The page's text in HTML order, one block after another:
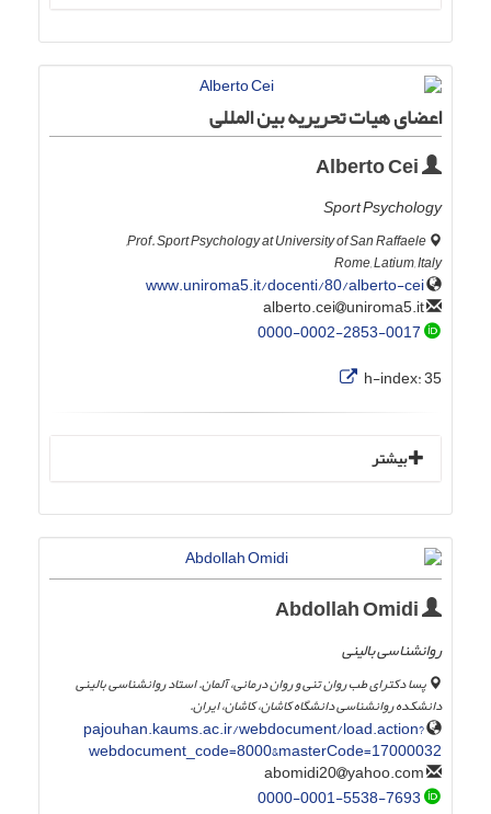
اعضای هیات تحریریه بین المللی
Sport Psychology
Prof. Sport Psychology at University of San Raffaele,
Rome, Latium, Italy
www.uniroma5.it/docenti/80/alberto-cei
uniroma5.it
0000-0002-2853-0017
h-index:35
بیشتر
روانشناسی بالینی
پسا دکترای طب روان تنی و روان درمانی، آلمان. استاد روانشناسی بالینی
دانشکده روانشناسی دانشگاه کاشان، کاشان، ایران.
pajouhan.kaums.ac.ir/webdocument/load.action?
webdocument_code=8000&masterCode=17000032
yahoo.com
0000-0001-5538-7693